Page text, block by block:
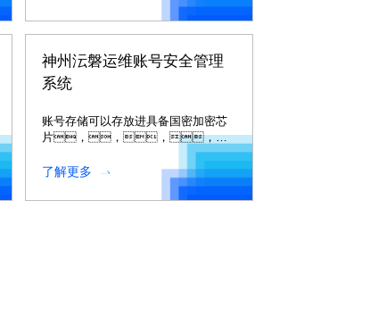
神州沄磐运维账号安全管理
系统
账号存储可以存放进具备国密加密芯
片，，，，独
箱，，，以确保
账号密码存储的安全。。
了解更多